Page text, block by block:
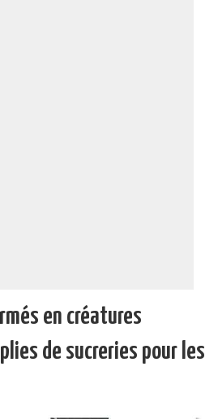
en créatures
de sucreries pour les